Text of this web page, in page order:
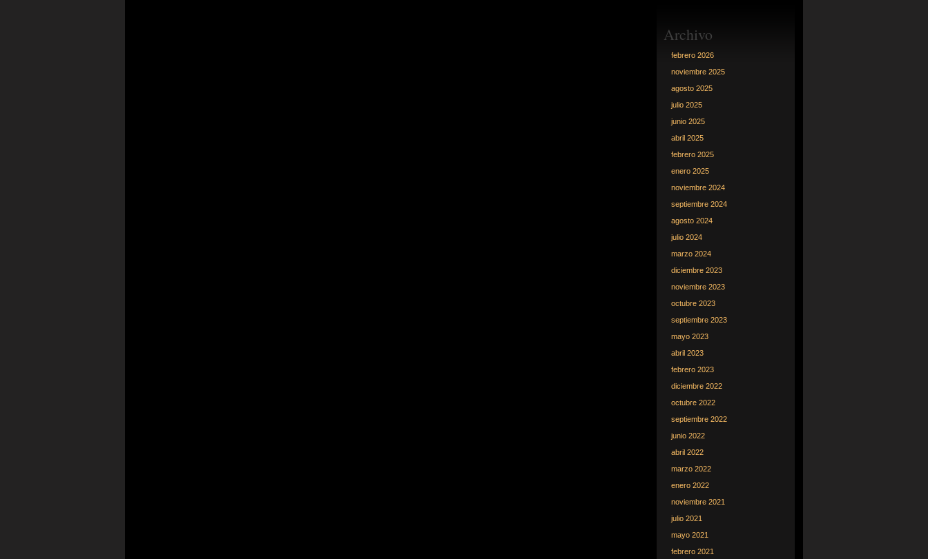
Archivo
febrero 2026
noviembre 2025
agosto 2025
julio 2025
junio 2025
abril 2025
febrero 2025
enero 2025
noviembre 2024
septiembre 2024
agosto 2024
julio 2024
marzo 2024
diciembre 2023
noviembre 2023
octubre 2023
septiembre 2023
mayo 2023
abril 2023
febrero 2023
diciembre 2022
octubre 2022
septiembre 2022
junio 2022
abril 2022
marzo 2022
enero 2022
noviembre 2021
julio 2021
mayo 2021
febrero 2021